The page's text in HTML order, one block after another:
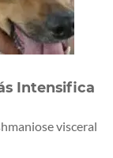
Intensifica
visceral